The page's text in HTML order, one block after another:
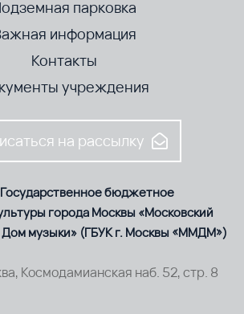
парковка
информация
Контакты
учреждения
на рассылку
бюджетное
города Москвы «Московский
музыки» (ГБУК г. Москвы «ММДМ»)
Космодамианская наб. 52, стр. 8